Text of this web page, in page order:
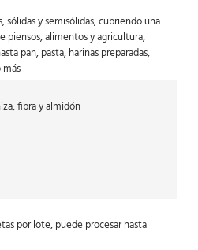
sólidas y semisólidas, cubriendo una
piensos, alimentos y agricultura,
pan, pasta, harinas preparadas,
fibra y almidón
por lote, puede procesar hasta